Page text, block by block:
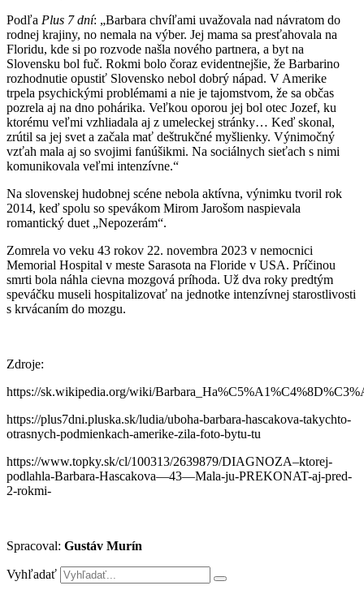
Podľa Plus 7 dní: „Barbara chvíľami uvažovala nad návratom do
rodnej krajiny, no nemala na výber. Jej mama sa presťahovala na
Floridu, kde si po rozvode našla nového partnera, a byt na
Slovensku bol fuč. Rokmi bolo čoraz evidentnejšie, že Barbarino
rozhodnutie opustiť Slovensko nebol dobrý nápad. V Amerike
trpela psychickými problémami a nie je tajomstvom, že sa občas
pozrela aj na dno pohárika. Veľkou oporou jej bol otec Jozef, ku
ktorému veľmi vzhliadala aj z umeleckej stránky… Keď skonal,
zrútil sa jej svet a začala mať deštrukčné myšlienky. Výnimočný
vzťah mala aj so svojimi fanúšikmi. Na sociálnych sieťach s nimi
komunikovala veľmi intenzívne.“
Na slovenskej hudobnej scéne nebola aktívna, výnimku tvoril rok
2014, keď spolu so spevákom Mirom Jarošom naspievala
romantický duet „Nepozerám“.
Zomrela vo veku 43 rokov 22. novembra 2023 v nemocnici
Memorial Hospital v meste Sarasota na Floride v USA. Príčinou
smrti bola náhla cievna mozgová príhoda. Už dva roky predtým
speváčku museli hospitalizovať na jednotke intenzívnej starostlivosti
s krvácaním do mozgu.
Zdroje:
https://sk.wikipedia.org/wiki/
https://plus7dni.pluska.sk/ludia/uboha-barbara-hascakova-takychto-
otrasnych-podmienkach-amerike-zila-foto-bytu-tu
https://www.topky.sk/cl/100313/2639879/DIAGNOZA–ktorej-
podlahla-Barbara-Hascakova—43—Mala-ju-PREKONAT-aj-pred-
2-rokmi-
Spracoval: Gustáv Murín
Vyhľadať